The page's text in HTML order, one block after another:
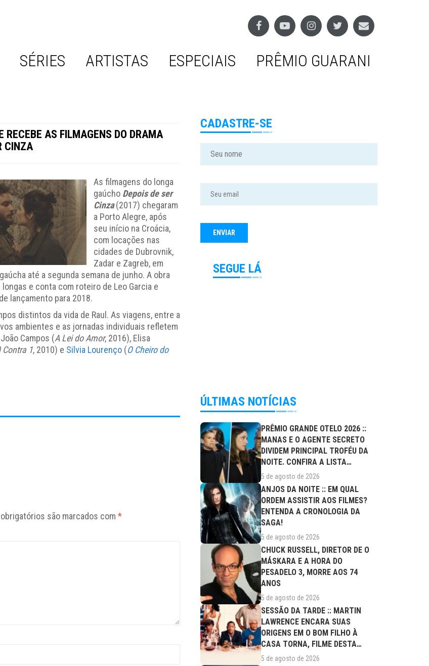
SÉRIES ARTISTAS ESPECIAIS PRÊMIO GUARANI
RECEBE AS FILMAGENS DO DRAMA
CINZA
As filmagens do longa
gaúcho Depois de ser
Cinza (2017) chegaram
a Porto Alegre, após
seu início na Croácia,
com locações nas
cidades de Dubrovnik,
Zadar e Zagreb, em
até a segunda semana de junho. A obra
e conta com roteiro de Leo Garcia e
lançamento para 2018.
distintos da vida de Raul. As viagens, entre a
ambientes e as jornadas individuais refletem
Campos (A Lei do Amor, 2016), Elisa
Contra 1, 2010) e Silvia Lourenço (O Cheiro do
são marcados com *
CADASTRE-SE
SEGUE LÁ
ÚLTIMAS NOTÍCIAS
PRÊMIO GRANDE OTELO 2026 ::
MANAS E O AGENTE SECRETO
DIVIDEM PRINCIPAL TROFÉU DA
NOITE. CONFIRA A LISTA
COMPLETA DE...
5 de agosto de 2026
ANJOS DA NOITE :: EM QUAL
ORDEM ASSISTIR AOS FILMES?
ENTENDA A CRONOLOGIA DA
SAGA!
5 de agosto de 2026
CHUCK RUSSELL, DIRETOR DE O
MÁSKARA E A HORA DO
PESADELO 3, MORRE AOS 74
ANOS
5 de agosto de 2026
SESSÃO DA TARDE :: MARTIN
LAWRENCE ENCARA SUAS
ORIGENS EM O BOM FILHO À
CASA TORNA, FILME DESTA
QUARTA (05/08)
5 de agosto de 2026